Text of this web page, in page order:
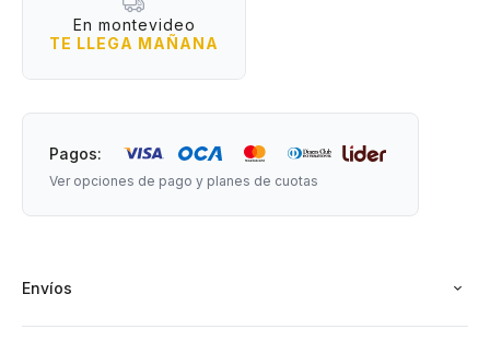
Medidas: 17 cm de largo (sin contar la cuerda)
En montevideo
TE LLEGA MAÑANA
Pagos:
Ver opciones de pago y planes de cuotas
Envíos